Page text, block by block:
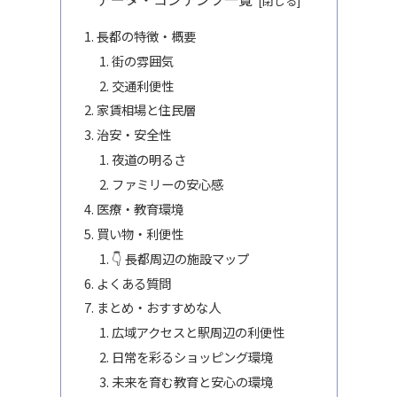
長都の特徴・概要
街の雰囲気
交通利便性
家賃相場と住民層
治安・安全性
夜道の明るさ
ファミリーの安心感
医療・教育環境
買い物・利便性
👇 長都周辺の施設マップ
よくある質問
まとめ・おすすめな人
広域アクセスと駅周辺の利便性
日常を彩るショッピング環境
未来を育む教育と安心の環境